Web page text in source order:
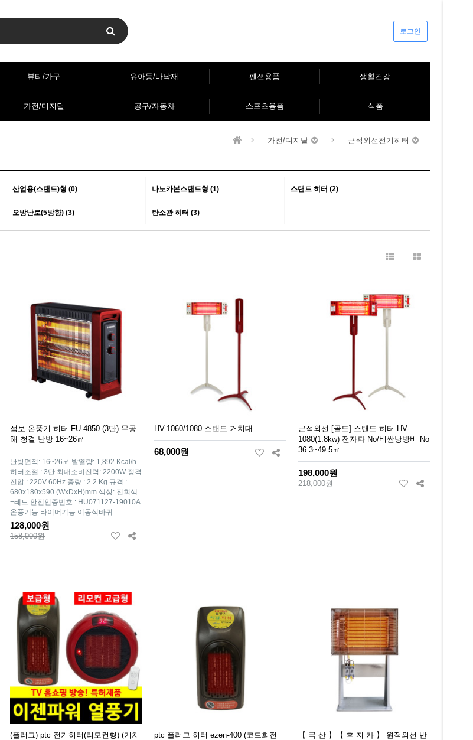
로그인
뷰티/가구 유아동/바닥재 펜션용품 생활건강
가전/디지털 공구/자동차 스포츠용품 식품
가전/디지탈 근적외선전기히터
산업용(스탠드)형 (0) 나노카본스탠드형 (1) 스탠드 히터 (2)
오방난로(5방향) (3) 탄소관 히터 (3)
점보 온풍기 히터 FU-4850 (3단) 무공
해 청결 난방 16~26㎡
난방면적: 16~26㎡ 발열량: 1,892 Kcal/h
히터조절 : 3단 최대소비전력: 2200W 정격
전압 : 220V 60Hz 중량 : 2.2 Kg 규격 :
680x180x590 (WxDxH)mm 색상: 진회색
+레드 안전인증번호 : HU071127-19010A
온풍기능 타이머기능 이동식바퀴
128,000원
158,000원
HV-1060/1080 스탠드 거치대
68,000원
근적외선 [골드] 스탠드 히터 HV-
1080(1.8kw) 전자파 No/비싼낭방비 No
36.3~49.5㎡
198,000원
218,000원
(플러그) ptc 전기히터(리모컨형) (거치
ptc 플러그 히터 ezen-400 (코드회전
【 국 산 】【 후 지 카 】 원적외선 반